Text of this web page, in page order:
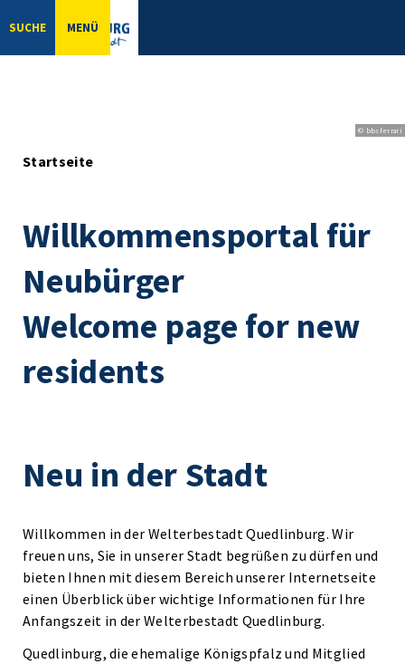
SUCHE MENÜ
© bbsferrari
Startseite
Willkommensportal für
Neubürger
Welcome page for new
residents
Neu in der Stadt
Willkommen in der Welterbestadt Quedlinburg. Wir
freuen uns, Sie in unserer Stadt begrüßen zu dürfen und
bieten Ihnen mit diesem Bereich unserer Internetseite
einen Überblick über wichtige Informationen für Ihre
Anfangszeit in der Welterbestadt Quedlinburg.
Quedlinburg, die ehemalige Königspfalz und Mitglied